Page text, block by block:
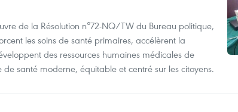
de la Résolution n°72-NQ/TW du Bureau politique,
les soins de santé primaires, accélèrent la
des ressources humaines médicales de
santé moderne, équitable et centré sur les citoyens.